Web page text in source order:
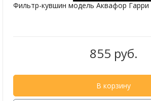
Фильтр-кувшин модель Аквафор Гарри
855 руб.
В корзину